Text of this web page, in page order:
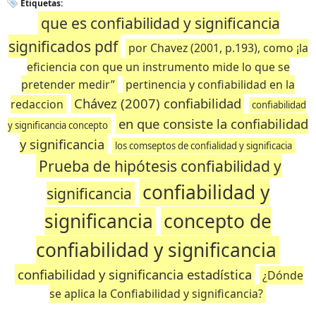
Etiquetas:
que es confiabilidad y significancia
significados pdf
por Chavez (2001, p.193), como ¡la
eficiencia con que un instrumento mide lo que se
pretender medir”
pertinencia y confiabilidad en la
redaccion
Chávez (2007) confiabilidad
confiabilidad
y significancia concepto
en que consiste la confiabilidad
y significancia
los comseptos de confialidad y significacia
Prueba de hipótesis confiabilidad y
significancia confiabilidad y
significancia concepto de
confiabilidad y significancia
confiabilidad y significancia estadística
¿Dónde
se aplica la Confiabilidad y significancia?